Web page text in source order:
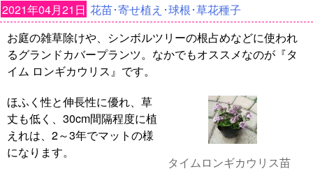
2021年04月21日 花苗･寄せ植え･球根･草花種子
お庭の雑草除けや、シンボルツリーの根占めなどに使われ
るグランドカバープランツ。なかでもオススメなのが『タ
イム ロンギカウリス』です。
タイムロンギカウリス苗
ほふく性と伸長性に優れ、草
丈も低く、30cm間隔程度に植
えれは、2～3年でマットの様
になります。